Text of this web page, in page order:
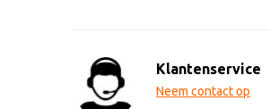
Klantenservice
Neem contact op